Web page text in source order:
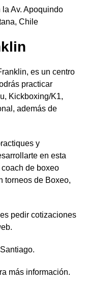
Av. Apoquindo
Chile
es un centro
practicar
Kickboxing/K1,
además de
y
en esta
de boxeo
torneos de Boxeo,
pedir cotizaciones
más información.